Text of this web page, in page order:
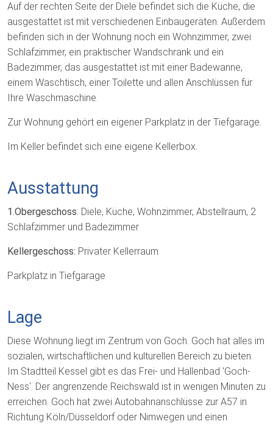
Auf der rechten Seite der Diele befindet sich die Küche, die
ausgestattet ist mit verschiedenen Einbaugeräten. Außerdem
befinden sich in der Wohnung noch ein Wohnzimmer, zwei
Schlafzimmer, ein praktischer Wandschrank und ein
Badezimmer, das ausgestattet ist mit einer Badewanne,
einem Waschtisch, einer Toilette und allen Anschlüssen für
Ihre Waschmaschine.
Zur Wohnung gehört ein eigener Parkplatz in der Tiefgarage.
Im Keller befindet sich eine eigene Kellerbox.
Ausstattung
1.Obergeschoss: Diele, Küche, Wohnzimmer, Abstellraum, 2
Schlafzimmer und Badezimmer
Kellergeschoss: Privater Kellerraum
Parkplatz in Tiefgarage
Lage
Diese Wohnung liegt im Zentrum von Goch. Goch hat alles im
sozialen, wirtschaftlichen und kulturellen Bereich zu bieten.
Im Stadtteil Kessel gibt es das Frei- und Hallenbad 'Goch-
Ness'. Der angrenzende Reichswald ist in wenigen Minuten zu
erreichen. Goch hat zwei Autobahnanschlüsse zur A57 in
Richtung Köln/Düsseldorf oder Nimwegen und einen